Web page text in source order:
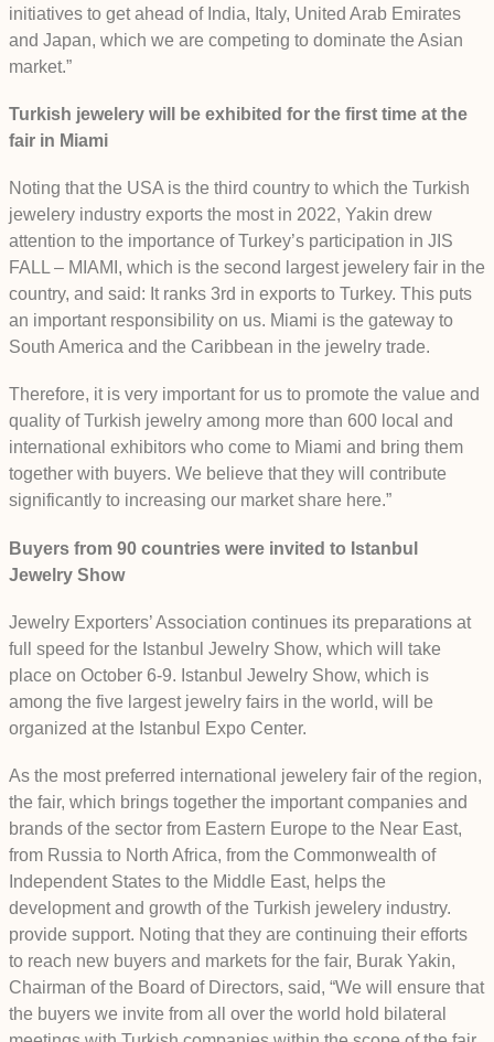
initiatives to get ahead of India, Italy, United Arab Emirates
and Japan, which we are competing to dominate the Asian
market.”
Turkish jewelery will be exhibited for the first time at the
fair in Miami
Noting that the USA is the third country to which the Turkish
jewelery industry exports the most in 2022, Yakin drew
attention to the importance of Turkey’s participation in JIS
FALL – MIAMI, which is the second largest jewelery fair in the
country, and said: It ranks 3rd in exports to Turkey. This puts
an important responsibility on us. Miami is the gateway to
South America and the Caribbean in the jewelry trade.
Therefore, it is very important for us to promote the value and
quality of Turkish jewelry among more than 600 local and
international exhibitors who come to Miami and bring them
together with buyers. We believe that they will contribute
significantly to increasing our market share here.”
Buyers from 90 countries were invited to Istanbul
Jewelry Show
Jewelry Exporters’ Association continues its preparations at
full speed for the Istanbul Jewelry Show, which will take
place on October 6-9. Istanbul Jewelry Show, which is
among the five largest jewelry fairs in the world, will be
organized at the Istanbul Expo Center.
As the most preferred international jewelery fair of the region,
the fair, which brings together the important companies and
brands of the sector from Eastern Europe to the Near East,
from Russia to North Africa, from the Commonwealth of
Independent States to the Middle East, helps the
development and growth of the Turkish jewelery industry.
provide support. Noting that they are continuing their efforts
to reach new buyers and markets for the fair, Burak Yakin,
Chairman of the Board of Directors, said, “We will ensure that
the buyers we invite from all over the world hold bilateral